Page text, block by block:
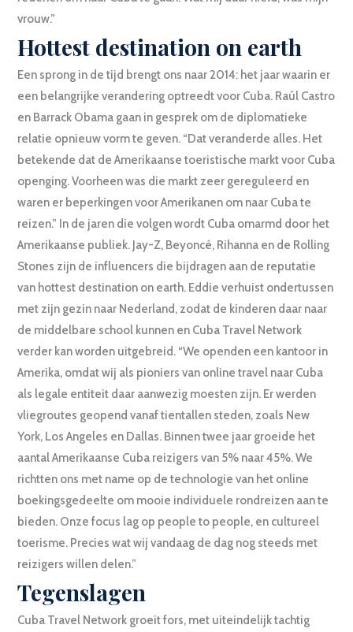
vrouw.”
Hottest destination on earth
Een sprong in de tijd brengt ons naar 2014: het jaar waarin er
een belangrijke verandering optreedt voor Cuba. Raúl Castro
en Barrack Obama gaan in gesprek om de diplomatieke
relatie opnieuw vorm te geven. “Dat veranderde alles. Het
betekende dat de Amerikaanse toeristische markt voor Cuba
openging. Voorheen was die markt zeer gereguleerd en
waren er beperkingen voor Amerikanen om naar Cuba te
reizen.” In de jaren die volgen wordt Cuba omarmd door het
Amerikaanse publiek. Jay-Z, Beyoncé, Rihanna en de Rolling
Stones zijn de influencers die bijdragen aan de reputatie
van hottest destination on earth. Eddie verhuist ondertussen
met zijn gezin naar Nederland, zodat de kinderen daar naar
de middelbare school kunnen en Cuba Travel Network
verder kan worden uitgebreid. “We openden een kantoor in
Amerika, omdat wij als pioniers van online travel naar Cuba
als legale entiteit daar aanwezig moesten zijn. Er werden
vliegroutes geopend vanaf tientallen steden, zoals New
York, Los Angeles en Dallas. Binnen twee jaar groeide het
aantal Amerikaanse Cuba reizigers van 5% naar 45%. We
richtten ons met name op de technologie van het online
boekingsgedeelte om mooie individuele rondreizen aan te
bieden. Onze focus lag op people to people, en cultureel
toerisme. Precies wat wij vandaag de dag nog steeds met
reizigers willen delen.”
Tegenslagen
Cuba Travel Network groeit fors, met uiteindelijk tachtig